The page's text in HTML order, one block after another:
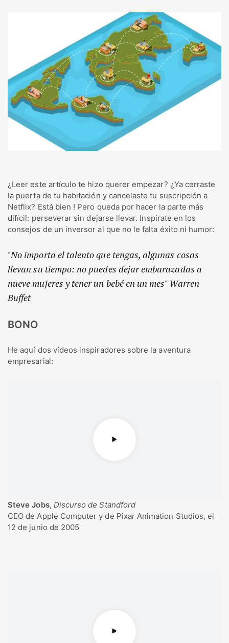
¿Leer este artículo te hizo querer empezar? ¿Ya cerraste
la puerta de tu habitación y cancelaste tu suscripción a
Netflix? Está bien ! Pero queda por hacer la parte más
difícil: perseverar sin dejarse llevar. Inspírate en los
consejos de un inversor al que no le falta éxito ni humor:
"No importa el talento que tengas, algunas cosas
llevan su tiempo: no puedes dejar embarazadas a
nueve mujeres y tener un bebé en un mes" Warren
Buffet
BONO
He aquí dos vídeos inspiradores sobre la aventura
empresarial:
Steve Jobs, Discurso de Standford
CEO de Apple Computer y de Pixar Animation Studios, el
12 de junio de 2005